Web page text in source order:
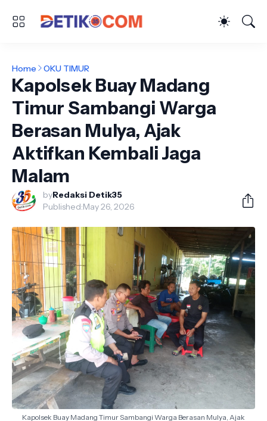
Home OKU TIMUR
Kapolsek Buay Madang
Timur Sambangi Warga
Berasan Mulya, Ajak
Aktifkan Kembali Jaga
Malam
byRedaksi Detik35
Published:May 26, 2026
Kapolsek Buay Madang Timur Sambangi Warga Berasan Mulya, Ajak